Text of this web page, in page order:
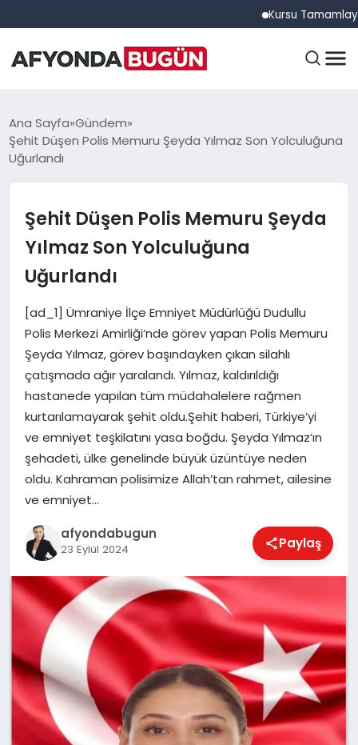
Kursu Tamamlayan
ANASAYFA
GÜNDEM
EĞITIM
EKONOMI
MAGAZIN
SAĞLIK
SIYASET
SPOR
YAŞAM
Ana Sayfa Gündem
Şehit Düşen Polis Memuru Şeyda Yılmaz Son Yolculuğuna
Uğurlandı
Şehit Düşen Polis Memuru Şeyda
Yılmaz Son Yolculuğuna
Uğurlandı
[ad_1] Ümraniye İlçe Emniyet Müdürlüğü Dudullu
Polis Merkezi Amirliği’nde görev yapan Polis Memuru
Şeyda Yılmaz, görev başındayken çıkan silahlı
çatışmada ağır yaralandı. Yılmaz, kaldırıldığı
hastanede yapılan tüm müdahalelere rağmen
kurtarılamayarak şehit oldu.Şehit haberi, Türkiye’yi
ve emniyet teşkilatını yasa boğdu. Şeyda Yılmaz’ın
şehadeti, ülke genelinde büyük üzüntüye neden
oldu. Kahraman polisimize Allah’tan rahmet, ailesine
ve emniyet…
afyondabugun
23 Eylül 2024 Paylaş